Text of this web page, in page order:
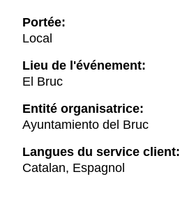
Portée:
Local
Lieu de l'événement:
El Bruc
Entité organisatrice:
Ayuntamiento del Bruc
Langues du service client:
Catalan, Espagnol